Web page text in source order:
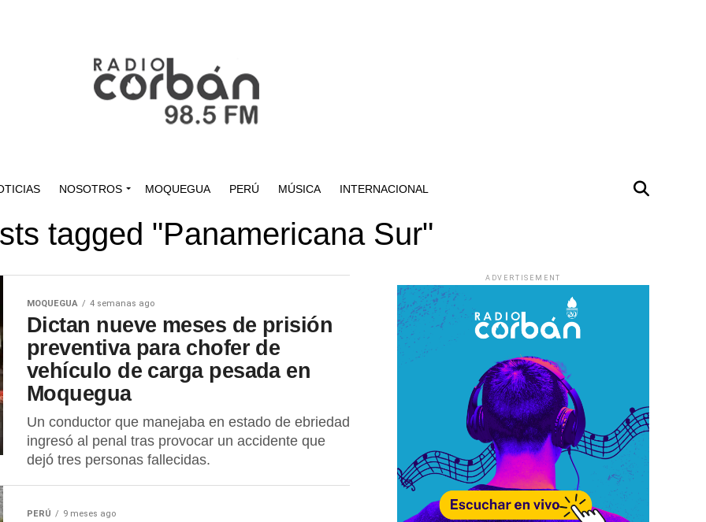
NOSOTROS MOQUEGUA PERÚ MÚSICA INTERNACIONAL
tagged "Panamericana Sur"
MOQUEGUA 4 semanas ago
Dictan nueve meses de prisión
preventiva para chofer de
vehículo de carga pesada en
Moquegua
Un conductor que manejaba en estado de ebriedad
ingresó al penal tras provocar un accidente que
dejó tres personas fallecidas.
PERÚ 9 meses ago
ADVERTISEMENT